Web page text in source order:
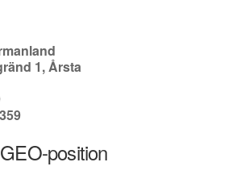
1, Årsta
position